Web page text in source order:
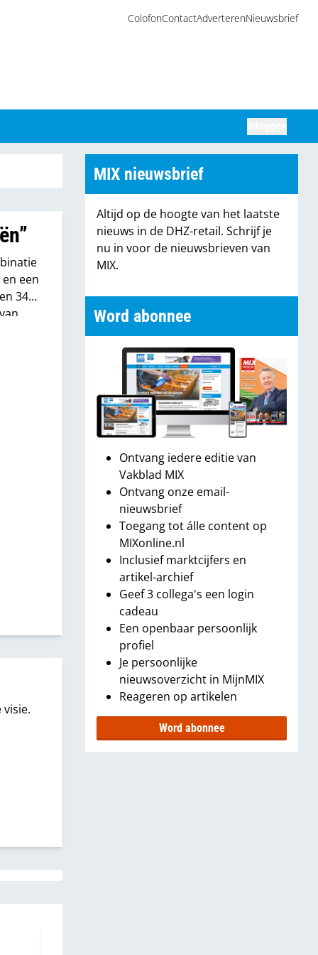
ColofonContactAdverterenNieuwsbrief
een
34 –
MIX nieuwsbrief
Altijd op de hoogte van het laatste
nieuws in de DHZ-retail. Schrijf je
nu in voor de nieuwsbrieven van
MIX.
Word abonnee
Ontvang iedere editie van
Vakblad MIX
Ontvang onze email-
nieuwsbrief
Toegang tot álle content op
MIXonline.nl
Inclusief marktcijfers en
artikel-archief
Geef 3 collega's een login
cadeau
Een openbaar persoonlijk
profiel
Je persoonlijke
nieuwsoverzicht in MijnMIX
Reageren op artikelen
Word abonnee